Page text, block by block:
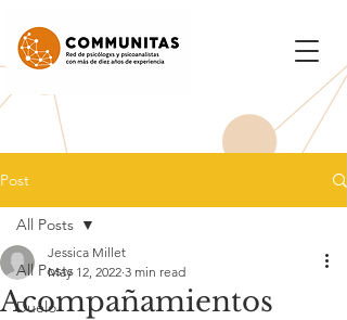
Post
All Posts
Duelo
All Posts
Acompañamientos
Jessica Millet
May 12, 2022 3 min read